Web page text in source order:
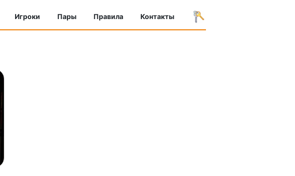
Игроки Пары Правила Контакты